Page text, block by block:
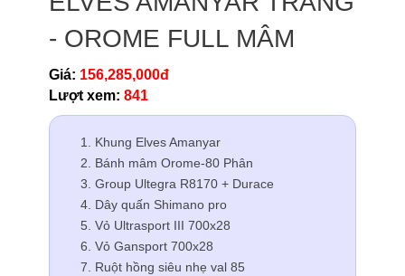
- OROME FULL MÂM
Giá: 156,285,000đ
Lượt xem: 841
Khung Elves Amanyar
Bánh mâm Orome-80 Phân
Group Ultegra R8170 + Durace
Dây quấn Shimano pro
Vỏ Ultrasport III 700x28
Vỏ Gansport 700x28
Ruột hồng siêu nhẹ val 85